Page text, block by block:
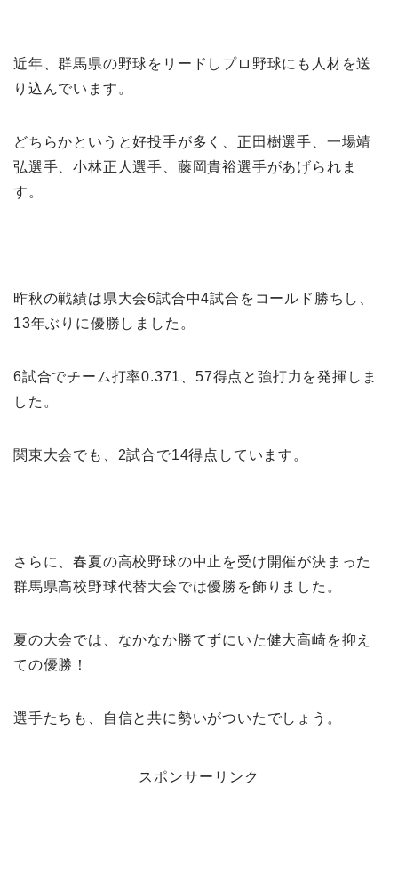
近年、群馬県の野球をリードしプロ野球にも人材を送
り込んでいます。
どちらかというと好投手が多く、正田樹選手、一場靖
弘選手、小林正人選手、藤岡貴裕選手があげられま
す。
昨秋の戦績は県大会6試合中4試合をコールド勝ちし、
13年ぶりに優勝しました。
6試合でチーム打率0.371、57得点と強打力を発揮しま
した。
関東大会でも、2試合で14得点しています。
さらに、春夏の高校野球の中止を受け開催が決まった
群馬県高校野球代替大会では優勝を飾りました。
夏の大会では、なかなか勝てずにいた健大高崎を抑え
ての優勝！
選手たちも、自信と共に勢いがついたでしょう。
スポンサーリンク